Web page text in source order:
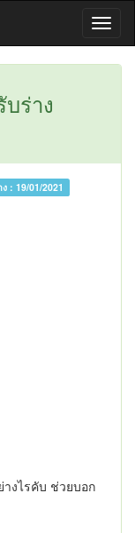
ร่าง
ง :19/01/2021
งไรคับ ช่วยบอก